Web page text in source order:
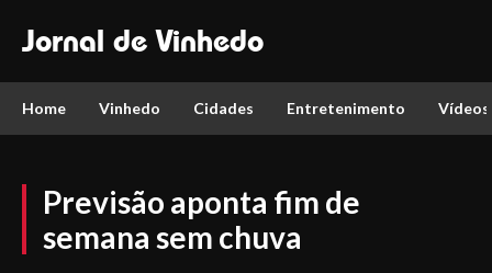
Jornal de Vinhedo
Home Vinhedo Cidades Entretenimento Vídeos
Previsão aponta fim de
semana sem chuva